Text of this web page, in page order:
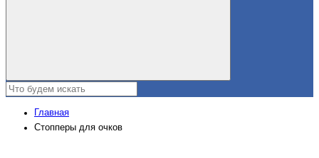
Главная
Стопперы для очков